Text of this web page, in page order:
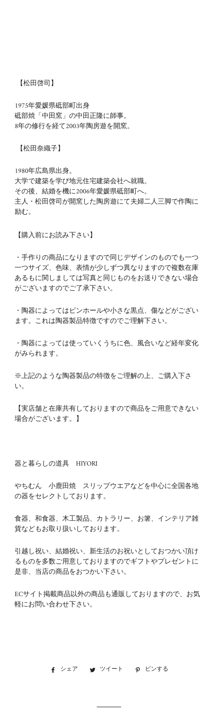
【松田啓司】
1975年愛媛県砥部町出身
砥部焼「中田窯」の中田正隆に師事。
8年の修行を経て2003年陶房遊を開窯。
【松田奈織子】
1980年広島県出身。
大学で建築を学び地元住宅建築会社へ就職。
その後、結婚を機に2006年愛媛県砥部町へ。
主人・松田啓司が開窯した陶房遊にて夫婦二人三脚で作陶に
励む。
【購入前にお読み下さい】
・手作りの商品になりますので同じデザインのものでも一つ
一つサイズ、色味、表情が少しずつ異なりますので複数在庫
あるもに関しましては写真と同じものをお送りできない場合
がございますのでご了承下さい。
・陶器によってはピンホールや小さな黒点、傷などがござい
ます。これは陶器製品特徴ですのでご理解下さい。
・陶器によっては使っていくうちに色、風合いなど経年変化
がみられます。
※上記のような陶器製品の特徴をご理解の上、ご購入下さ
い。
【実店舗と在庫共有しておりますので商品をご用意できない
場合がございます。】
器と暮らしの道具 HIYORI
やちむん 小鹿田焼 スリップウエアなどを中心に全国各地
の器をセレクトしております。
食器、和食器、木工製品、カトラリー、お箸、インテリア雑
貨などもお取り扱いしております。
引越し祝い、結婚祝い、新生活のお祝いとしておつかい頂け
るものを多数ご用意しておりますのでギフトやプレゼントに
是非、当店の商品をおつかい下さい。
ECサイト掲載商品以外の商品も通販しておりますので、お気
軽にお問い合わせ下さい。
シェア
Facebookツイート
Twitter ピンする